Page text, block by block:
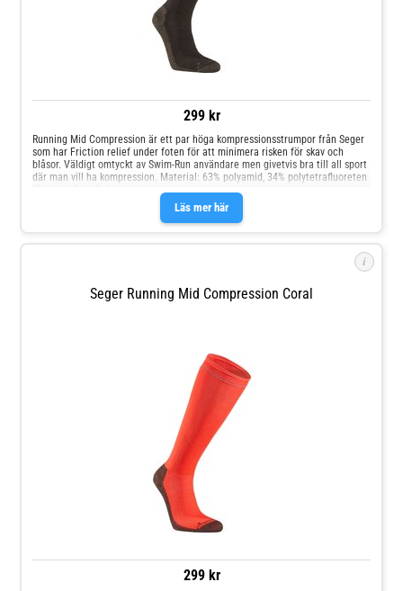
299 kr
Läs mer här
Running Mid Compression är ett par höga kompressionsstrumpor från Seger
som har Friction relief under foten för att minimera risken för skav och
blåsor. Väldigt omtyckt av Swim-Run användare men givetvis bra till all sport
där man vill ha kompression. Material: 63% polyamid, 34% polytetrafluoreten
i
Seger Running Mid Compression Coral
299 kr